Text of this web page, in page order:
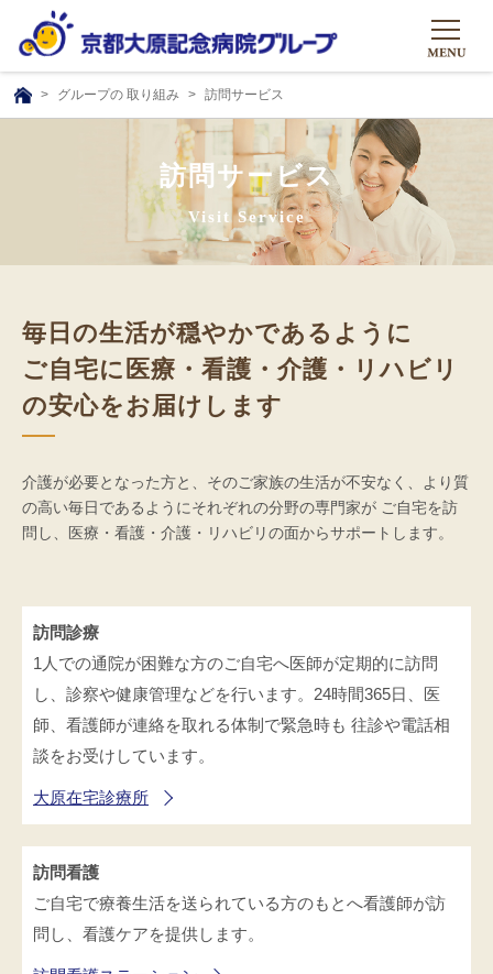
HOME
沿革ストーリー
基本的マインド
社会貢献活動
グループの取り組み
グループの取り組み
訪問サービス
通所サービス
高齢者共生型まちづくり事業
広報誌
メディア掲載一覧
公式SNS
SNS運用ポリシー
シャトルバス
お問い合わせ一覧
京都大原 記念病院
八瀬大原Ⅰ番館
リクルート
TOP
グループの 取り組み 訪問サービス
訪問サービス
Visit Service
毎日の生活が穏やかであるように
ご自宅に医療・看護・介護・リハビリ
の安心をお届けします
介護が必要となった方と、そのご家族の生活が不安なく、より質
の高い毎日であるようにそれぞれの分野の専門家が ご自宅を訪
問し、医療・看護・介護・リハビリの面からサポートします。
訪問診療
1人での通院が困難な方のご自宅へ医師が定期的に訪問
し、診察や健康管理などを行います。24時間365日、医
師、看護師が連絡を取れる体制で緊急時も 往診や電話相
談をお受けしています。
大原在宅診療所
訪問看護
ご自宅で療養生活を送られている方のもとへ看護師が訪
問し、看護ケアを提供します。